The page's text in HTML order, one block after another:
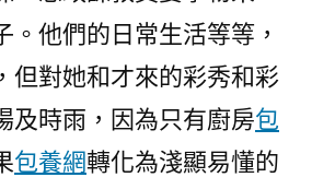
。他們的日常生活等等，
但對她和才來的彩秀和彩
及時雨，因為只有廚房包
包養網轉化為淺顯易懂的